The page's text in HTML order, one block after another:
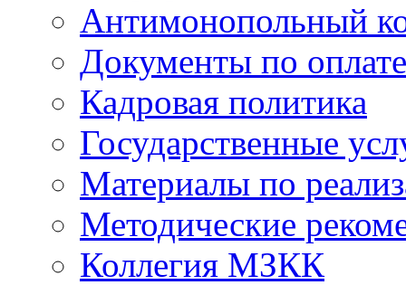
Антимонопольный
Документы по
Кадровая политика
Государственные
Материалы по
Методические
Коллегия МЗКК